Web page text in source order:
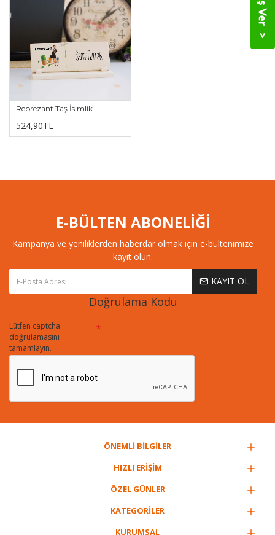
Reprezant Taş İsimlik
524,90TL
E-BÜLTEN ABONELİĞİ
Kampanya ve yeniliklerden haberdar olmak için e-bültenimize
kayıt olun.
KAYIT OL
Doğrulama Kodu
Lütfen captcha
doğrulamasını
tamamlayın.
ÖNEMLİ BİLGİLER
HIZLI ERİŞİM
ÖZEL GÜNLER
KATEGORİLER
KURUMSAL